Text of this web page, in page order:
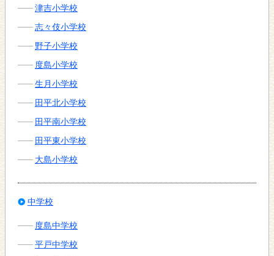
津吉小学校
志々伎小学校
野子小学校
度島小学校
生月小学校
田平北小学校
田平南小学校
田平東小学校
大島小学校
中学校
度島中学校
平戸中学校